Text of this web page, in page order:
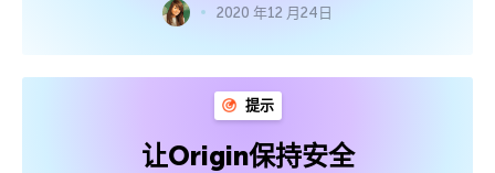
2020 年12 月24日
提示
让Origin保持安全